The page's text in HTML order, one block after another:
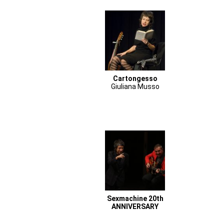
Cartongesso
Giuliana Musso
Sexmachine 20th
ANNIVERSARY